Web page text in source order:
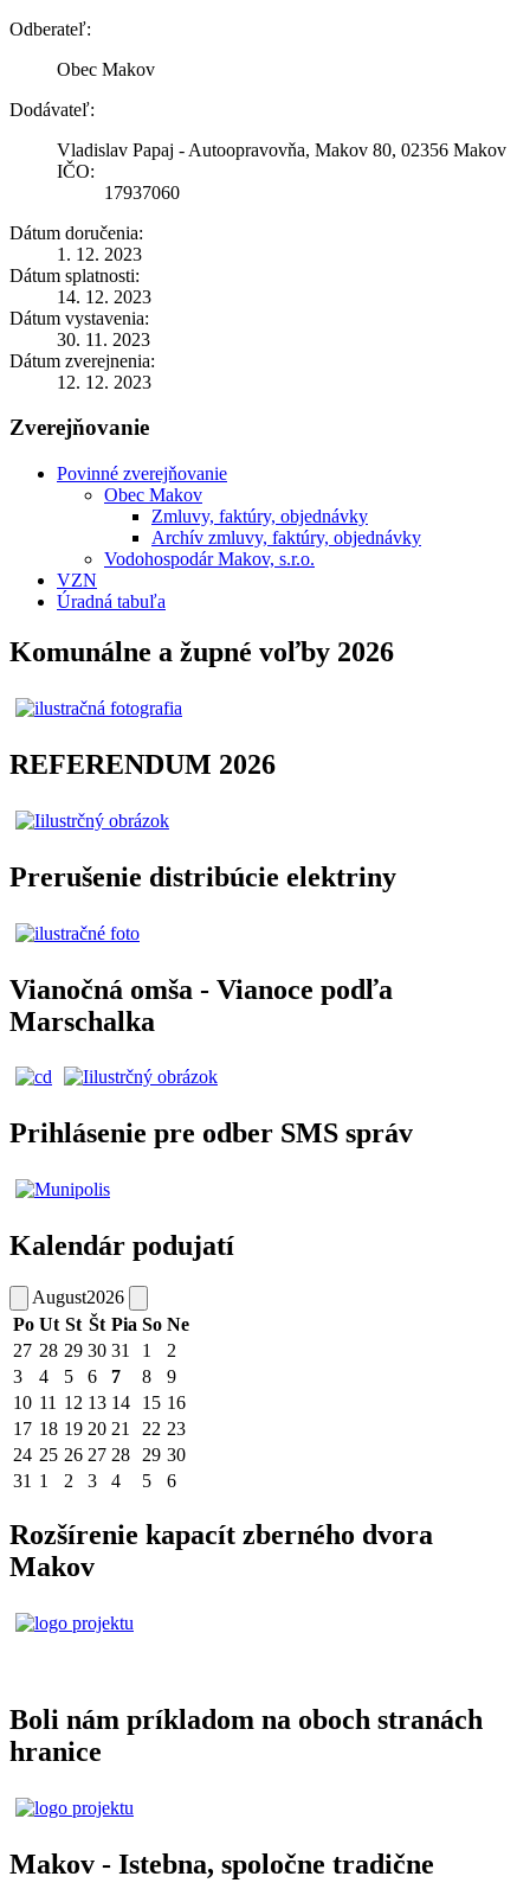
Odberateľ:
Obec Makov
Dodávateľ:
Vladislav Papaj - Autoopravovňa, Makov 80, 02356 Makov
IČO:
17937060
Dátum doručenia:
1. 12. 2023
Dátum splatnosti:
14. 12. 2023
Dátum vystavenia:
30. 11. 2023
Dátum zverejnenia:
12. 12. 2023
Zverejňovanie
Povinné zverejňovanie
Obec Makov
Zmluvy, faktúry, objednávky
Archív zmluvy, faktúry, objednávky
Vodohospodár Makov, s.r.o.
VZN
Úradná tabuľa
Komunálne a župné voľby 2026
REFERENDUM 2026
Prerušenie distribúcie elektriny
Vianočná omša - Vianoce podľa
Marschalka
Prihlásenie pre odber SMS správ
Kalendár podujatí
August2026
Po Ut St Št Pia So Ne
27 28 29 30 31 1
2
3
4 5 6 7 8
9
10 11 12 13 14 15 16
17 18 19 20 21 22 23
24 25 26 27 28 29 30
31 1 2 3 4 5 6
Rozšírenie kapacít zberného dvora
Makov
Boli nám príkladom na oboch stranách
hranice
Makov - Istebna, spoločne tradične